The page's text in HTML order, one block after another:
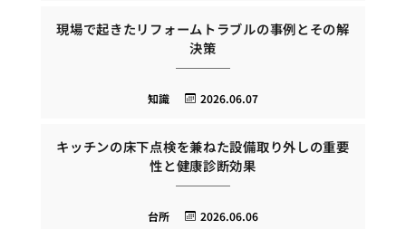
現場で起きたリフォームトラブルの事例とその解
決策
2026.06.07
知識
キッチンの床下点検を兼ねた設備取り外しの重要
性と健康診断効果
2026.06.06
台所